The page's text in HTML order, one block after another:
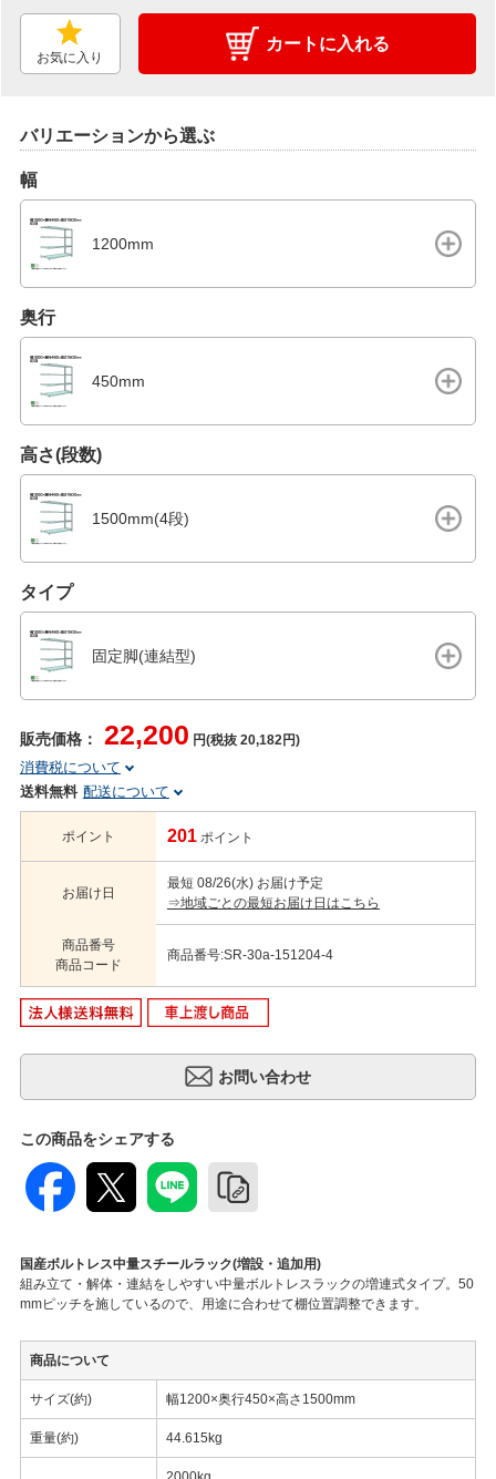
お気に入り
カートに入れる
バリエーションから選ぶ
幅
1200mm
奥行
450mm
高さ(段数)
1500mm(4段)
タイプ
固定脚(連結型)
販売価格： 22,200 円(税抜 20,182円)
消費税について
送料無料 配送について
ポイント 201 ポイント
お届け日
最短 08/26(水) お届け予定
⇒地域ごとの最短お届け日はこちら
商品番号
商品コード
商品番号:SR-30a-151204-4
この商品をシェアする
国産ボルトレス中量スチールラック(増設・追加用)
組み立て・解体・連結をしやすい中量ボルトレスラックの増連式タイプ。50
mmピッチを施しているので、用途に合わせて棚位置調整できます。
商品について
サイズ(約) 幅1200×奥行450×高さ1500mm
重量(約) 44.615kg